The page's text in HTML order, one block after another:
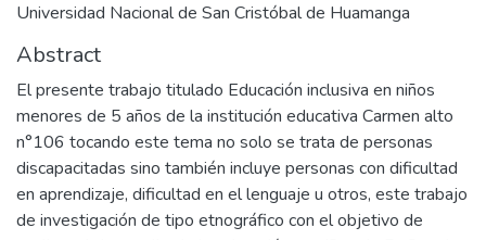
Universidad Nacional de San Cristóbal de Huamanga
Abstract
El presente trabajo titulado Educación inclusiva en niños
menores de 5 años de la institución educativa Carmen alto
n°106 tocando este tema no solo se trata de personas
discapacitadas sino también incluye personas con dificultad
en aprendizaje, dificultad en el lenguaje u otros, este trabajo
de investigación de tipo etnográfico con el objetivo de